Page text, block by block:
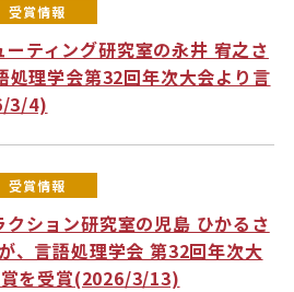
受賞情報
ティング研究室の永井 宥之さ
処理学会第32回年次大会より言
3/4)
受賞情報
ション研究室の児島 ひかるさ
、言語処理学会 第32回年次大
を受賞(2026/3/13)